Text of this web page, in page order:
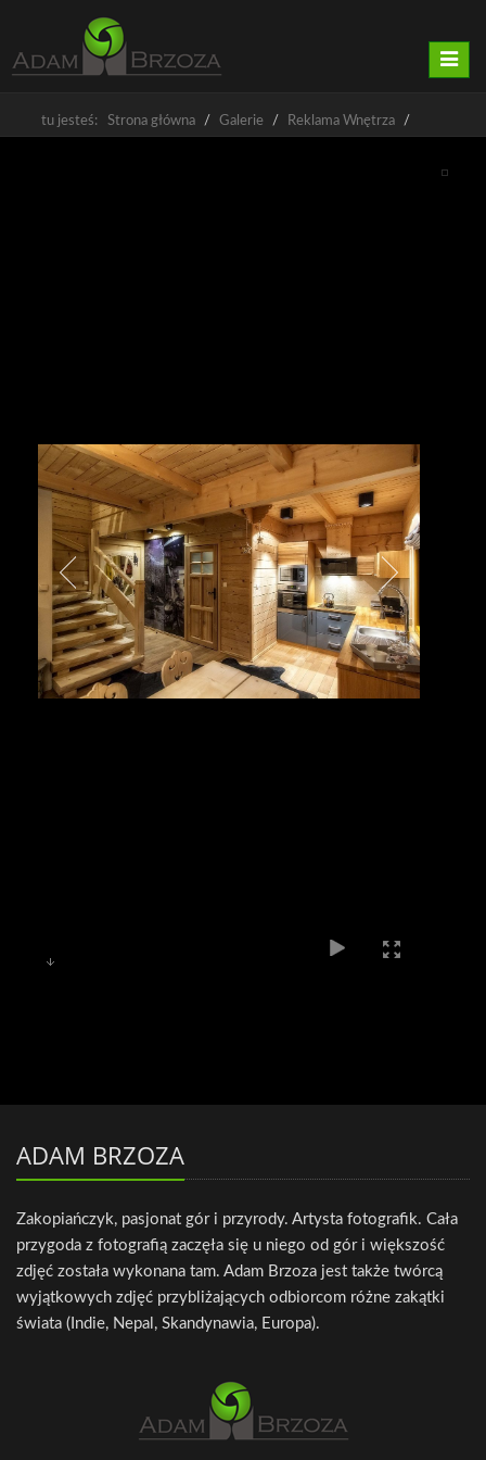
tu jesteś: Strona główna Galerie Reklama Wnętrza
ADAM BRZOZA
Zakopiańczyk, pasjonat gór i przyrody. Artysta fotografik. Cała
przygoda z fotografią zaczęła się u niego od gór i większość
zdjęć została wykonana tam. Adam Brzoza jest także twórcą
wyjątkowych zdjęć przybliżających odbiorcom różne zakątki
świata (Indie, Nepal, Skandynawia, Europa).